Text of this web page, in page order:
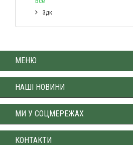
3дк
МЕНЮ
НАШІ НОВИНИ
МИ У СОЦМЕРЕЖАХ
КОНТАКТИ